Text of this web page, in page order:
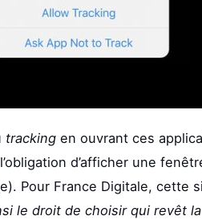
trackingen ouvrant ces
d’afficher une
Pour France Digitale, cette
le droit de choisir qui revêt